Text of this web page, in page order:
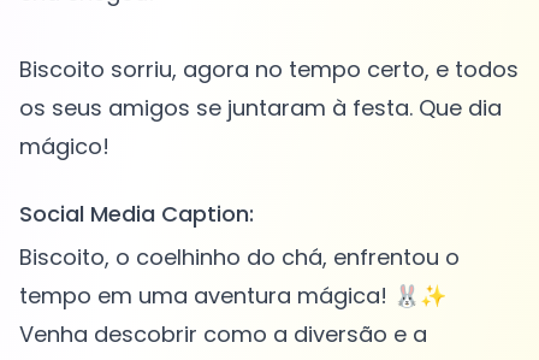
Biscoito sorriu, agora no tempo certo, e todos
os seus amigos se juntaram à festa. Que dia
Social Media Caption:
Biscoito, o coelhinho do chá, enfrentou o
tempo em uma aventura mágica! 🐰✨
Venha descobrir como a diversão e a